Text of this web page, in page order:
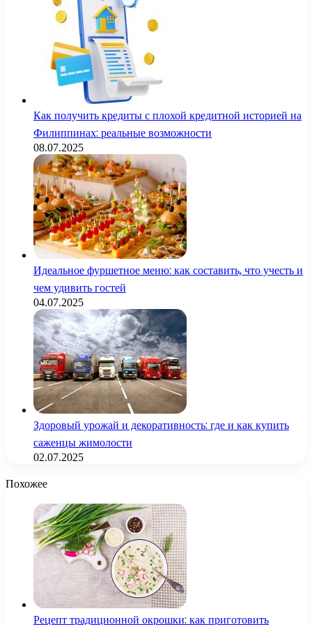
Как получить кредиты с плохой кредитной историей на
Филиппинах: реальные возможности
08.07.2025
Идеальное фуршетное меню: как составить, что учесть и
чем удивить гостей
04.07.2025
Здоровый урожай и декоративность: где и как купить
саженцы жимолости
02.07.2025
Похожее
Рецепт традиционной окрошки: как приготовить